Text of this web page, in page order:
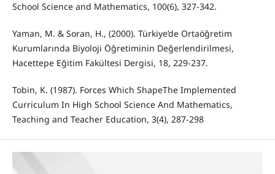
School Science and Mathematics, 100(6), 327-342.
Yaman, M. & Soran, H., (2000). Türkiye’de Ortaöğretim
Kurumlarında Biyoloji Öğretiminin Değerlendirilmesi,
Hacettepe Eğitim Fakültesi Dergisi, 18, 229-237.
Tobin, K. (1987). Forces Which ShapeThe Implemented
Curriculum In High School Science And Mathematics,
Teaching and Teacher Education, 3(4), 287-298